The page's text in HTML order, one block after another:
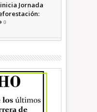
Jornada
+Video
0